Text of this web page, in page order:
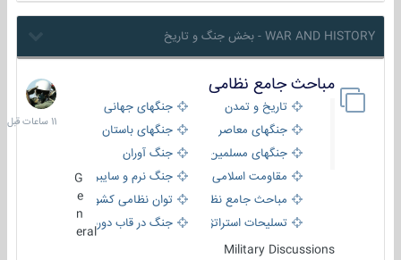
WAR AND HISTORY - بخش جنگ و تاریخ
مباحث جامع نظامی
تاریخ و تمدن
جنگهای جهانی
جنگهای معاصر
جنگهای باستان
جنگهای مسلمین
جنگ آوران
مقاومت اسلامی
جنگ نرم و سایبری
مباحث جامع نظامی
توان نظامی کشورها
تسلیحات استراتژیک
جنگ در قاب دوربین
eral
Military Discussions
11
ساعات
قبل